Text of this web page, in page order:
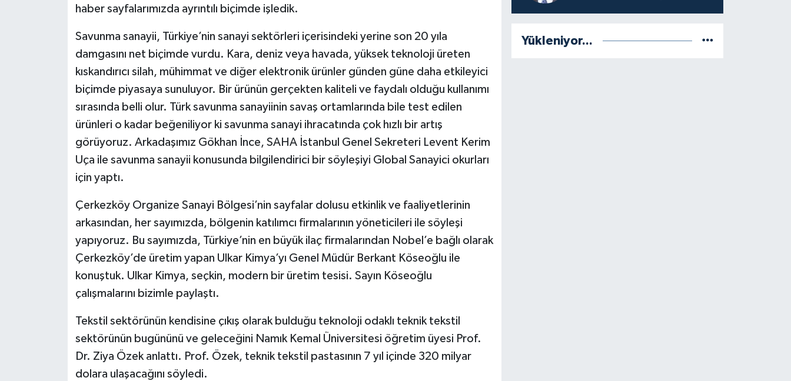
haber sayfalarımızda ayrıntılı biçimde işledik.
Savunma sanayii, Türkiye’nin sanayi sektörleri içerisindeki yerine son 20 yıla
damgasını net biçimde vurdu. Kara, deniz veya havada, yüksek teknoloji üreten
kıskandırıcı silah, mühimmat ve diğer elektronik ürünler günden güne daha etkileyici
biçimde piyasaya sunuluyor. Bir ürünün gerçekten kaliteli ve faydalı olduğu kullanımı
sırasında belli olur. Türk savunma sanayiinin savaş ortamlarında bile test edilen
ürünleri o kadar beğeniliyor ki savunma sanayi ihracatında çok hızlı bir artış
görüyoruz. Arkadaşımız Gökhan İnce, SAHA İstanbul Genel Sekreteri Levent Kerim
Uça ile savunma sanayii konusunda bilgilendirici bir söyleşiyi Global Sanayici okurları
için yaptı.
Çerkezköy Organize Sanayi Bölgesi’nin sayfalar dolusu etkinlik ve faaliyetlerinin
arkasından, her sayımızda, bölgenin katılımcı firmalarının yöneticileri ile söyleşi
yapıyoruz. Bu sayımızda, Türkiye’nin en büyük ilaç firmalarından Nobel’e bağlı olarak
Çerkezköy’de üretim yapan Ulkar Kimya’yı Genel Müdür Berkant Köseoğlu ile
konuştuk. Ulkar Kimya, seçkin, modern bir üretim tesisi. Sayın Köseoğlu
çalışmalarını bizimle paylaştı.
Tekstil sektörünün kendisine çıkış olarak bulduğu teknoloji odaklı teknik tekstil
sektörünün bugününü ve geleceğini Namık Kemal Üniversitesi öğretim üyesi Prof.
Dr. Ziya Özek anlattı. Prof. Özek, teknik tekstil pastasının 7 yıl içinde 320 milyar
dolara ulaşacağını söyledi.
Yükleniyor...